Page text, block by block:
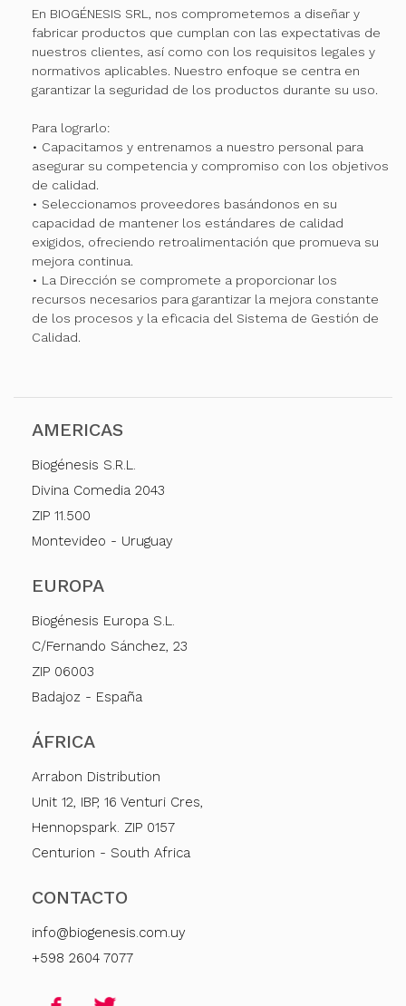
En BIOGÉNESIS SRL, nos comprometemos a diseñar y
fabricar productos que cumplan con las expectativas de
nuestros clientes, así como con los requisitos legales y
normativos aplicables. Nuestro enfoque se centra en
garantizar la seguridad de los productos durante su uso.
Para lograrlo:
• Capacitamos y entrenamos a nuestro personal para
asegurar su competencia y compromiso con los objetivos
de calidad.
• Seleccionamos proveedores basándonos en su
capacidad de mantener los estándares de calidad
exigidos, ofreciendo retroalimentación que promueva su
mejora continua.
• La Dirección se compromete a proporcionar los
recursos necesarios para garantizar la mejora constante
de los procesos y la eficacia del Sistema de Gestión de
Calidad.
AMERICAS
Biogénesis S.R.L.
Divina Comedia 2043
ZIP 11.500
Montevideo - Uruguay
EUROPA
Biogénesis Europa S.L.
C/Fernando Sánchez, 23
ZIP 06003
Badajoz - España
ÁFRICA
Arrabon Distribution
Unit 12, IBP, 16 Venturi Cres,
Hennopspark. ZIP 0157
Centurion - South Africa
CONTACTO
info@biogenesis.com.uy
+598 2604 7077